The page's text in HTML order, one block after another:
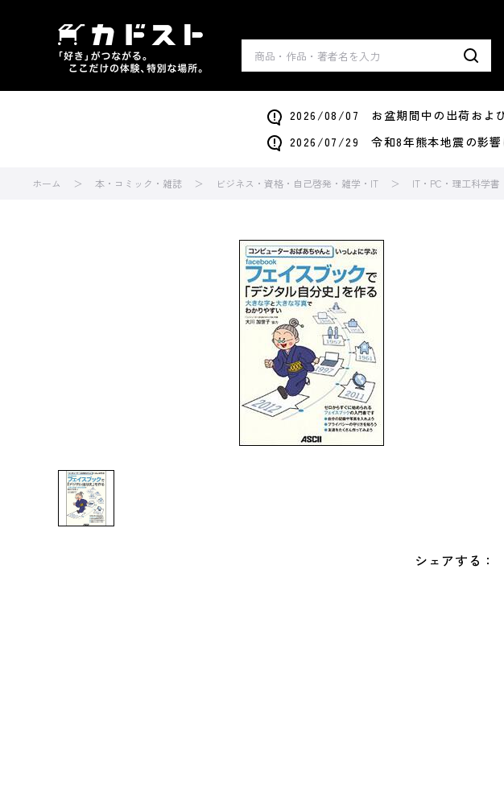
2026/08/07 お盆期間中の出荷およ
2026/07/29 令和8年熊本地震の影響
ホーム 本・コミック・雑誌 ビジネス・資格・自己啓発・雑学・IT IT・PC・理工科学書
シェアする：